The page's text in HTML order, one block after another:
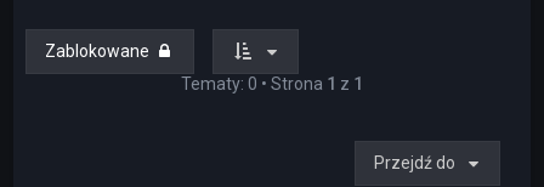
Zablokowane
Tematy: 0 • Strona 1 z 1
Przejdź do